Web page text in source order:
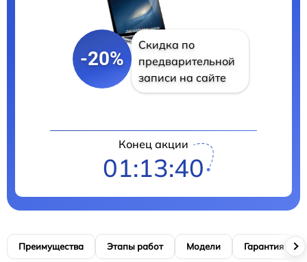
-20%
Скидка по
предварительной
записи на сайте
Конец акции
01:13:39
Преимущества Этапы работ Модели Гарантия